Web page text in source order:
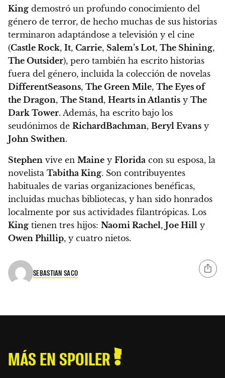
King demostró un profundo conocimiento del
género de terror, de hecho muchas de sus historias
terminaron adaptándose a televisión y el cine
(Castle Rock, It, Carrie, Salem’s Lot, The Shining,
The Outsider), pero también ha escrito historias
fuera del género, incluida la colección de novelas
DifferentSeasons, The Green Mile, The Eyes of
the Dragon, The Stand, Hearts in Atlantis y The
Dark Tower. Además, ha escrito bajo los
seudónimos de RichardBachman, Beryl Evans y
John Swithen.
Stephen vive en Maine y Florida con su esposa, la
novelista Tabitha King. Son contribuyentes
habituales de varias organizaciones benéficas,
incluidas muchas bibliotecas, y han sido honrados
localmente por sus actividades filantrópicas. Los
King tienen tres hijos: Naomi Rachel, Joe Hill y
Owen Phillip, y cuatro nietos.
SEBASTIAN SACO
MÁS EN SPOILER